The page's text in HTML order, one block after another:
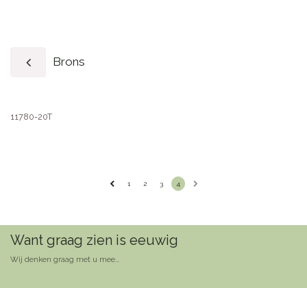
Brons
11780-20T
1 2 3 4
Want graag zien is eeuwig
Wij denken graag met u mee...